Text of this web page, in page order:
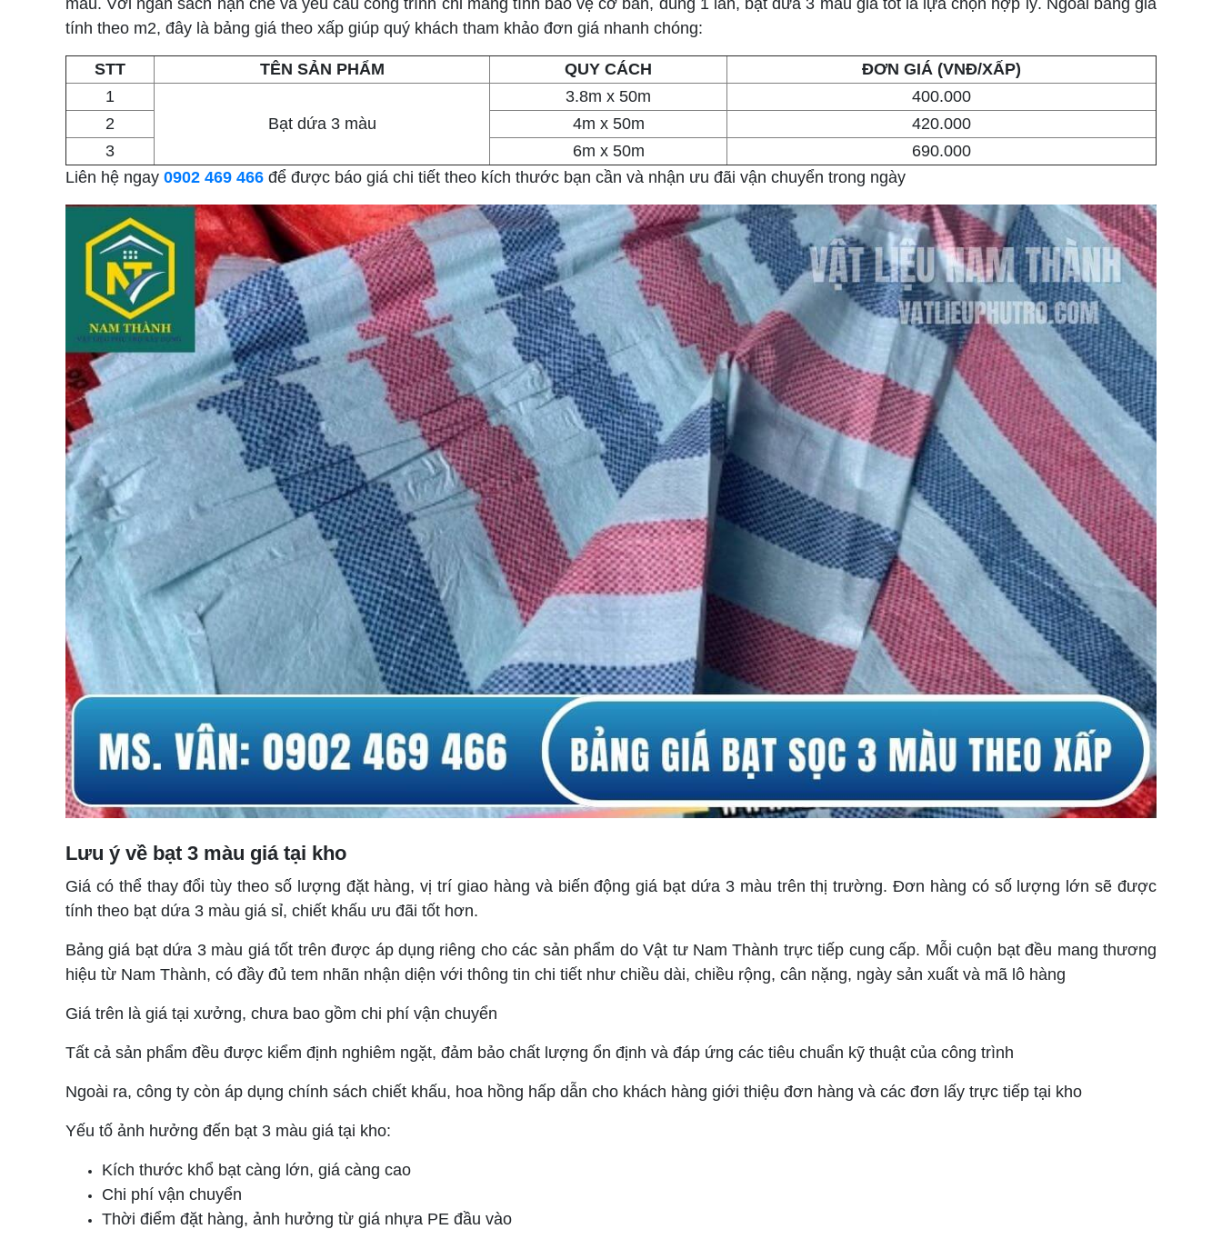
màu. Với ngân sách hạn chế và yêu cầu công trình chỉ mang tính bảo vệ cơ bản, dùng 1 lần, bạt dứa 3 màu giá tốt là lựa chọn hợp lý. Ngoài bảng giá
tính theo m2, đây là bảng giá theo xấp giúp quý khách tham khảo đơn giá nhanh chóng:
STT TÊN SẢN PHẨM QUY CÁCH
ĐƠN GIÁ (VNĐ/XẤP)
1
Bạt dứa 3 màu
3.8m x 50m
400.000
2
4m x 50m
420.000
3
6m x 50m
690.000
Liên hệ ngay 0902 469 466 để được báo giá chi tiết theo kích thước bạn cần và nhận ưu đãi vận chuyển trong ngày
Lưu ý về bạt 3 màu giá tại kho
Giá có thể thay đổi tùy theo số lượng đặt hàng, vị trí giao hàng và biến động giá bạt dứa 3 màu trên thị trường. Đơn hàng có số lượng lớn sẽ được
tính theo bạt dứa 3 màu giá sỉ, chiết khấu ưu đãi tốt hơn.
Bảng giá bạt dứa 3 màu giá tốt trên được áp dụng riêng cho các sản phẩm do Vật tư Nam Thành trực tiếp cung cấp. Mỗi cuộn bạt đều mang thương
hiệu từ Nam Thành, có đầy đủ tem nhãn nhận diện với thông tin chi tiết như chiều dài, chiều rộng, cân nặng, ngày sản xuất và mã lô hàng
Giá trên là giá tại xưởng, chưa bao gồm chi phí vận chuyển
Tất cả sản phẩm đều được kiểm định nghiêm ngặt, đảm bảo chất lượng ổn định và đáp ứng các tiêu chuẩn kỹ thuật của công trình
Ngoài ra, công ty còn áp dụng chính sách chiết khấu, hoa hồng hấp dẫn cho khách hàng giới thiệu đơn hàng và các đơn lấy trực tiếp tại kho
Yếu tố ảnh hưởng đến bạt 3 màu giá tại kho:
Kích thước khổ bạt càng lớn, giá càng cao
Chi phí vận chuyển
Thời điểm đặt hàng, ảnh hưởng từ giá nhựa PE đầu vào